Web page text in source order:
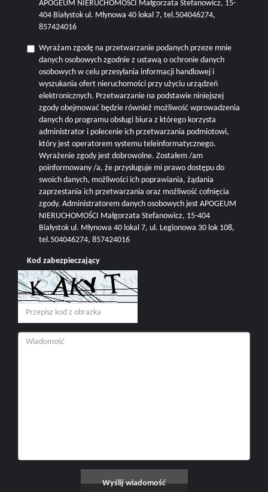
APOGEUM NIERUCHOMOŚCI Małgorzata Stefanowicz, 15-
404 Białystok ul. Młynowa 40 lokal 7, tel.504046274,
857424016
Wyrażam zgodę na przetwarzanie podanych przeze mnie
danych osobowych zgodnie z ustawą o ochronie danych
osobowych w celu przesyłania informacji handlowej i
wyszukania ofert nieruchomości przy użyciu urządzeń
elektronicznych. Przetwarzanie na podstawie niniejszej
zgody obejmować będzie również możliwość wprowadzenia
danych do programu obsługi biura z którego korzysta
administrator i polecenie ich przetwarzania podmiotowi,
który jest operatorem systemu teleinformatycznego.
Wyrażenie zgody jest dobrowolne. Zostałem /am
poinformowany /a, że przysługuje mi prawo dostępu do
swoich danych, możliwości ich poprawiania, żądania
zaprzestania ich przetwarzania oraz możliwość cofnięcia
zgody. Administratorem danych osobowych jest APOGEUM
NIERUCHOMOŚCI Małgorzata Stefanowicz, 15-404
Białystok ul. Młynowa 40 lokal 7, ul. Legionowa 30 lok 108,
tel.504046274, 857424016
Kod zabezpieczający